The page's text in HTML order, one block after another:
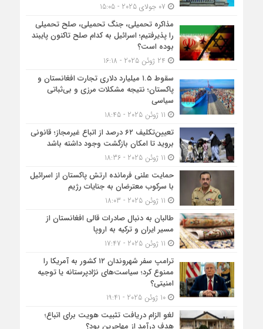
مذاکره تحمیلی، جنگ تحمیلی، صلح تحمیلی
را پذیرفتیم؛ اسرائیل به کدام صلح تاکنون پایبند
بوده است؟
سقوط ۱.۵ میلیارد دلاری تجارت افغانستان و
پاکستان؛ نتیجه مشکلات مرزی و بی‌ثباتی
سیاسی
تعیین‌تکلیف ۶۲ درصد از اتباع غیرمجاز؛ قانونی
بروید تا امکان بازگشت وجود داشته باشد
حمایت علنی فرمانده ارتش پاکستان از اسرائیل
با سرکوب معترضان به جنایات رژیم
طالبان به دنبال صادرات قالی افغانستان از
مسیر ایران و ترکیه به اروپا
ترامپ سفر شهروندان ۱۲ کشور به آمریکا را
ممنوع کرد؛ سیاست‌های نژادپرستانه یا توجیه
امنیتی؟
10 ژوئن 2025 - 19:41
لغو الزام دریافت تثبیت هویت برای اتباع؛
هدف درآمد از مهاجرین بود؟